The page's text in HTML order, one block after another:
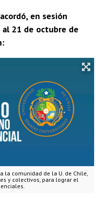
en sesión
21 de octubre de
la comunidad de la U. de Chile,
y colectivos, para lograr el